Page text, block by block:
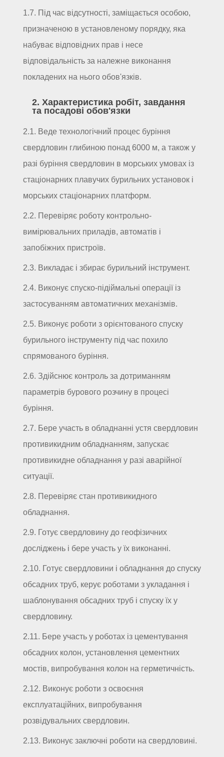
1.7. Під час відсутності, заміщається особою,
призначеною в установленому порядку, яка
набуває відповідних прав і несе
відповідальність за належне виконання
покладених на нього обов'язків.
2. Характеристика робіт, завдання
та посадові обов'язки
2.1. Веде технологічний процес буріння
свердловин глибиною понад 6000 м, а також у
разі буріння свердловин в морських умовах із
стаціонарних плавучих бурильних установок і
морських стаціонарних платформ.
2.2. Перевіряє роботу контрольно-
вимірювальних приладів, автоматів і
запобіжних пристроїв.
2.3. Викладає і збирає бурильний інструмент.
2.4. Виконує спуско-підіймальні операції із
застосуванням автоматичних механізмів.
2.5. Виконує роботи з орієнтованого спуску
бурильного інструменту під час похило
спрямованого буріння.
2.6. Здійснює контроль за дотриманням
параметрів бурового розчину в процесі
буріння.
2.7. Бере участь в обладнанні устя свердловин
противикидним обладнанням, запускає
противикидне обладнання у разі аварійної
ситуації.
2.8. Перевіряє стан противикидного
обладнання.
2.9. Готує свердловину до геофізичних
досліджень і бере участь у їх виконанні.
2.10. Готує свердловини і обладнання до спуску
обсадних труб, керує роботами з укладання і
шаблонування обсадних труб і спуску їх у
свердловину.
2.11. Бере участь у роботах із цементування
обсадних колон, установлення цементних
мостів, випробування колон на герметичність.
2.12. Виконує роботи з освоєння
експлуатаційних, випробування
розвідувальних свердловин.
2.13. Виконує заключні роботи на свердловині.